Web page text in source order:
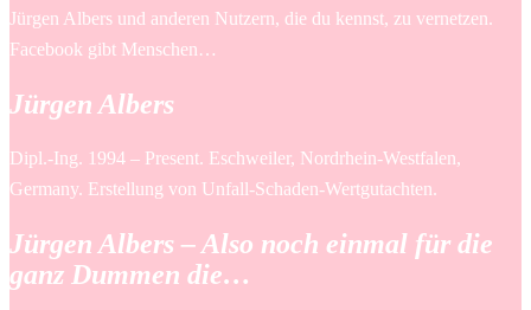
Jürgen Albers und anderen Nutzern, die du kennst, zu vernetzen.
Facebook gibt Menschen…
Jürgen Albers
Dipl.-Ing. 1994 – Present. Eschweiler, Nordrhein-Westfalen,
Germany. Erstellung von Unfall-Schaden-Wertgutachten.
Jürgen Albers – Also noch einmal für die
ganz Dummen die…